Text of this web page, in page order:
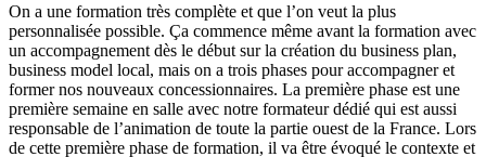
On a une formation très complète et que l’on veut la plus
personnalisée possible. Ça commence même avant la formation avec
un accompagnement dès le début sur la création du business plan,
business model local, mais on a trois phases pour accompagner et
former nos nouveaux concessionnaires. La première phase est une
première semaine en salle avec notre formateur dédié qui est aussi
responsable de l’animation de toute la partie ouest de la France. Lors
de cette première phase de formation, il va être évoqué le contexte et